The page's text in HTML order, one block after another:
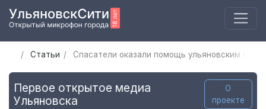
Статьи Спасатели оказали помощь ульяновским
Первое открытое медиа
Ульяновска
О
проекте